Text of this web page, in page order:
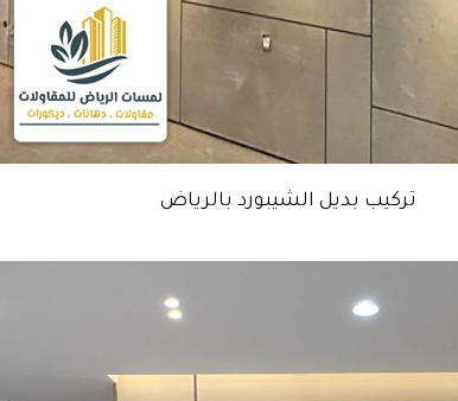
تركيب بديل الشيبورد بالرياض